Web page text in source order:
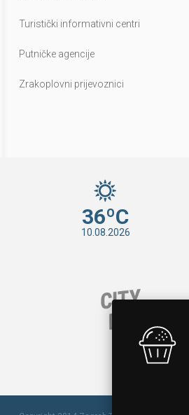
Turistički informativni centri
Putničke agencije
Zrakoplovni prijevoznici
36ºC
10.08.2026